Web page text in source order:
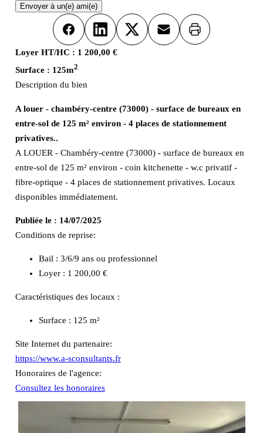
Envoyer à un(e) ami(e)
FacebookLinkedInX Email Imprimer
Loyer HT/HC : 1 200,00 €
Surface : 125m2
Description du bien
A louer - chambéry-centre (73000) - surface de bureaux en
entre-sol de 125 m² environ - 4 places de stationnement
privatives..
A LOUER - Chambéry-centre (73000) - surface de bureaux en
entre-sol de 125 m² environ - coin kitchenette - w.c privatif -
fibre-optique - 4 places de stationnement privatives. Locaux
disponibles immédiatement.
Publiée le : 14/07/2025
Conditions de reprise:
Bail : 3/6/9 ans ou professionnel
Loyer : 1 200,00 €
Caractéristiques des locaux :
Surface : 125 m²
Site Internet du partenaire:
https://www.a-sconsultants.fr
Honoraires de l'agence:
Consultez les honoraires